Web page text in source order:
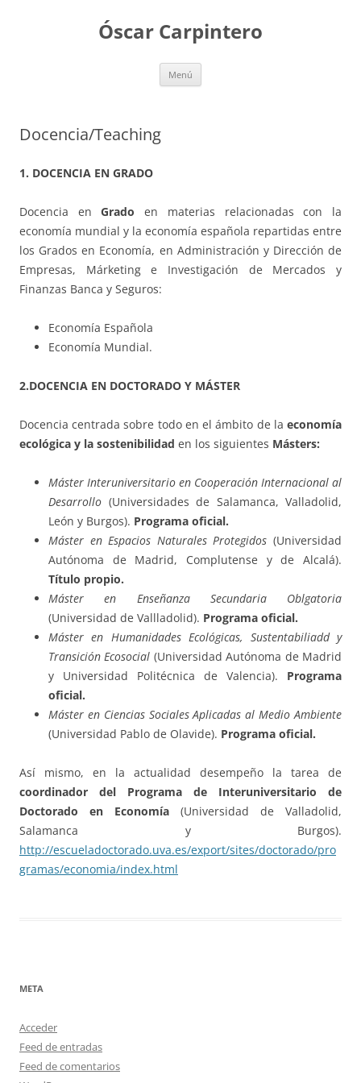
Óscar Carpintero
Menú
Docencia/Teaching
1. DOCENCIA EN GRADO
Docencia enGradoen materias relacionadas con la
economía mundial y la economía española repartidas entre
los Grados en Economía, en Administración y Dirección de
Empresas, Márketing e Investigación de Mercados y
Finanzas Banca y Seguros:
Economía Española
Economía Mundial.
2.DOCENCIA EN DOCTORADO Y MÁSTER
Docencia centrada sobre todo en el ámbito de la economía
ecológica y la sostenibilidad en los siguientes Másters:
Máster Interuniversitario en Cooperación Internacional al
Desarrollo (Universidades de Salamanca, Valladolid,
León y Burgos). Programa oficial.
Máster en Espacios Naturales Protegidos (Universidad
Autónoma de Madrid, Complutense y de Alcalá).
Título propio.
Máster en Enseñanza Secundaria Oblgatoria
(Universidad de Vallladolid). Programa oficial.
Máster en Humanidades Ecológicas, Sustentabiliadd y
Transición Ecosocial (Universidad Autónoma de Madrid
y Universidad Politécnica de Valencia). Programa
oficial.
Máster en Ciencias Sociales Aplicadas al Medio Ambiente
(Universidad Pablo de Olavide). Programa oficial.
Así mismo, en la actualidad desempeño la tarea de
coordinador del
Programa de Interuniversitario de
Doctorado en Economía (Universidad de Valladolid,
Salamanca y Burgos).
http://escueladoctorado.uva.es/export/sites/doctorado/pro
gramas/economia/index.html
META
Acceder
Feed de entradas
Feed de comentarios